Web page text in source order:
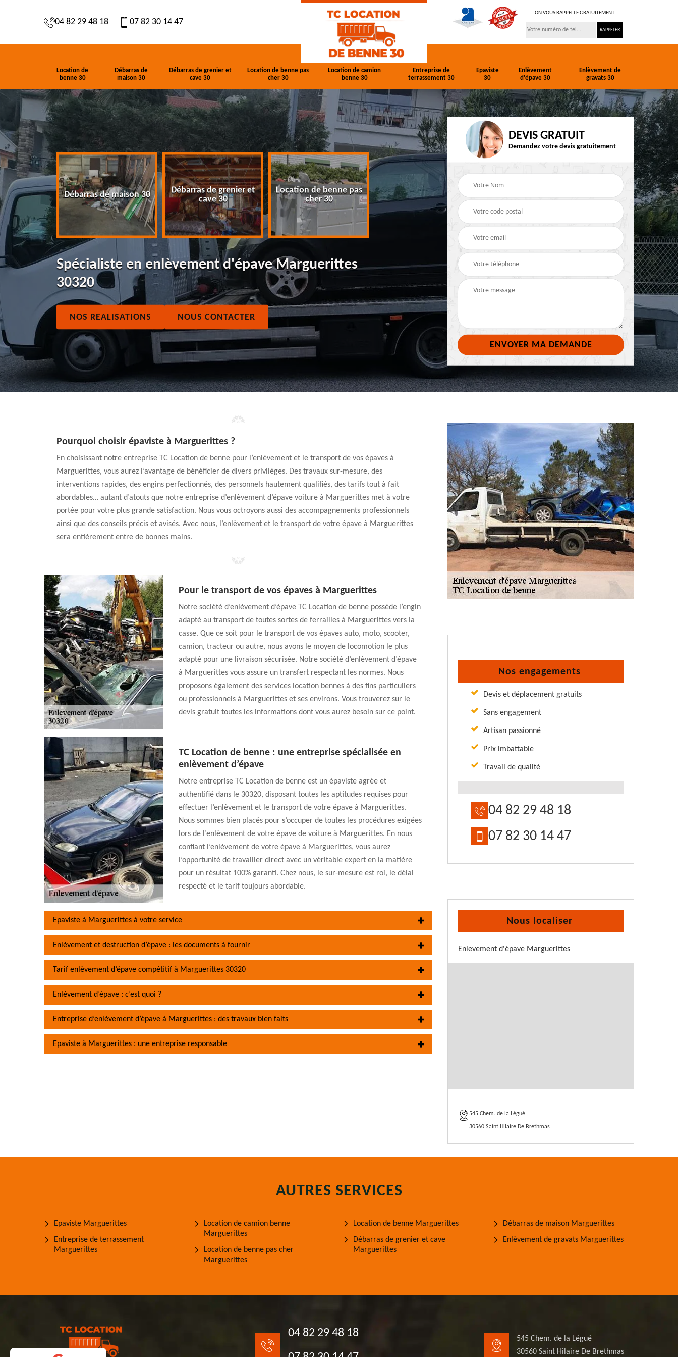
04 82 29 48 18 07 82 30 14 47
ON VOUS RAPPELLE GRATUITEMENT
Location de
benne 30
Débarras de
maison 30
Débarras de grenier et
cave 30
Location de benne pas
cher 30
Location de camion
benne 30
Entreprise de
terrassement 30
Epaviste
30
Enlèvement
d'épave 30
Enlèvement de
gravats 30
benne 30 Débarras de maison 30
Débarras de grenier et
cave 30
Location de benne pas
cher 30
Location de camion
benne 30
terrassement 30
Epaviste 30
Spécialiste en enlèvement d'épave Marguerittes
30320
NOS REALISATIONS NOUS CONTACTER
DEVIS GRATUIT
Demandez votre devis gratuitement
Pourquoi choisir épaviste à Marguerittes ?
En choisissant notre entreprise TC Location de benne pour l’enlèvement et le transport de vos épaves à
Marguerittes, vous aurez l’avantage de bénéficier de divers privilèges. Des travaux sur-mesure, des
interventions rapides, des engins perfectionnés, des personnels hautement qualifiés, des tarifs tout à fait
abordables… autant d’atouts que notre entreprise d’enlèvement d’épave voiture à Marguerittes met à votre
portée pour votre plus grande satisfaction. Nous vous octroyons aussi des accompagnements professionnels
ainsi que des conseils précis et avisés. Avec nous, l’enlèvement et le transport de votre épave à Marguerittes
sera entièrement entre de bonnes mains.
Pour le transport de vos épaves à Marguerittes
Notre société d’enlèvement d’épave TC Location de benne possède l’engin
adapté au transport de toutes sortes de ferrailles à Marguerittes vers la
casse. Que ce soit pour le transport de vos épaves auto, moto, scooter,
camion, tracteur ou autre, nous avons le moyen de locomotion le plus
adapté pour une livraison sécurisée. Notre société d’enlèvement d’épave
à Marguerittes vous assure un transfert respectant les normes. Nous
proposons également des services location bennes à des fins particuliers
ou professionnels à Marguerittes et ses environs. Vous trouverez sur le
devis gratuit toutes les informations dont vous aurez besoin sur ce point.
TC Location de benne : une entreprise spécialisée en
enlèvement d’épave
Notre entreprise TC Location de benne est un épaviste agrée et
authentifié dans le 30320, disposant toutes les aptitudes requises pour
effectuer l’enlèvement et le transport de votre épave à Marguerittes.
Nous sommes bien placés pour s’occuper de toutes les procédures exigées
lors de l’enlèvement de votre épave de voiture à Marguerittes. En nous
confiant l’enlèvement de votre épave à Marguerittes, vous aurez
l’opportunité de travailler direct avec un véritable expert en la matière
pour un résultat 100% garanti. Chez nous, le sur-mesure est roi, le délai
respecté et le tarif toujours abordable.
Epaviste à Marguerittes à votre service
Enlèvement et destruction d’épave : les documents à fournir
Tarif enlèvement d’épave compétitif à Marguerittes 30320
Enlèvement d’épave : c’est quoi ?
Entreprise d’enlèvement d’épave à Marguerittes : des travaux bien faits
Epaviste à Marguerittes : une entreprise responsable
Nos engagements
Devis et déplacement gratuits
Sans engagement
Artisan passionné
Prix imbattable
Travail de qualité
04 82 29 48 18
07 82 30 14 47
Nous localiser
Enlevement d'épave Marguerittes
545 Chem. de la Légué
30560 Saint Hilaire De Brethmas
AUTRES SERVICES
Epaviste Marguerittes
Entreprise de terrassement
Marguerittes
Location de camion benne
Marguerittes
Location de benne pas cher
Marguerittes
Location de benne Marguerittes
Débarras de grenier et cave
Marguerittes
Débarras de maison Marguerittes
Enlèvement de gravats Marguerittes
04 82 29 48 18
545 Chem. de la Légué
30560 Saint Hilaire De Brethmas